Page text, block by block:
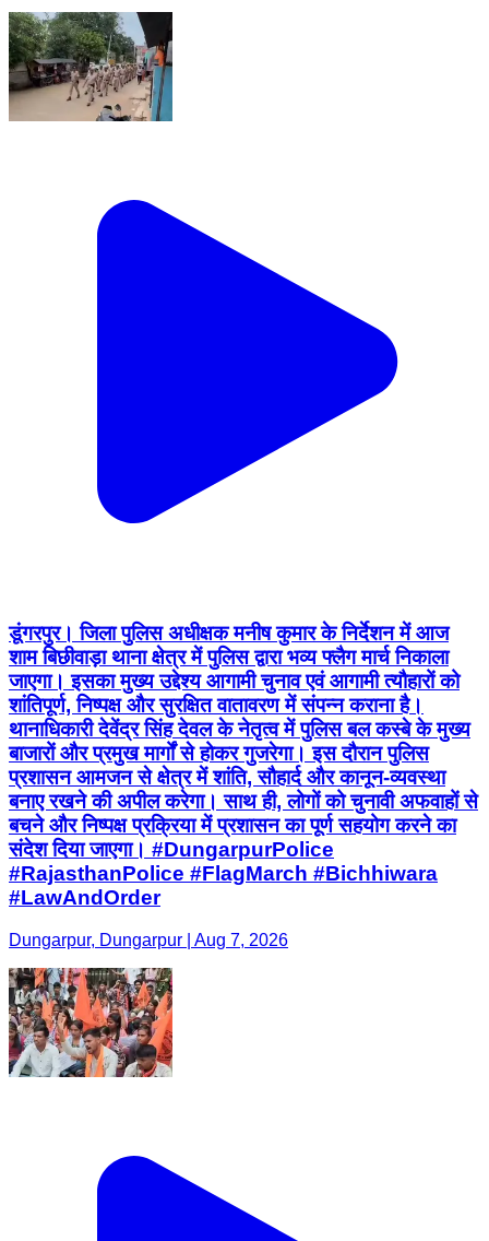
डूंगरपुर। जिला पुलिस अधीक्षक मनीष कुमार के निर्देशन में आज
शाम बिछीवाड़ा थाना क्षेत्र में पुलिस द्वारा भव्य फ्लैग मार्च निकाला
जाएगा। इसका मुख्य उद्देश्य आगामी चुनाव एवं आगामी त्यौहारों को
शांतिपूर्ण, निष्पक्ष और सुरक्षित वातावरण में संपन्न कराना है।
थानाधिकारी देवेंद्र सिंह देवल के नेतृत्व में पुलिस बल कस्बे के मुख्य
बाजारों और प्रमुख मार्गों से होकर गुजरेगा। इस दौरान पुलिस
प्रशासन आमजन से क्षेत्र में शांति, सौहार्द और कानून-व्यवस्था
बनाए रखने की अपील करेगा। साथ ही, लोगों को चुनावी अफवाहों से
बचने और निष्पक्ष प्रक्रिया में प्रशासन का पूर्ण सहयोग करने का
संदेश दिया जाएगा। #DungarpurPolice
#RajasthanPolice #FlagMarch #Bichhiwara
#LawAndOrder
Dungarpur, Dungarpur | Aug 7, 2026